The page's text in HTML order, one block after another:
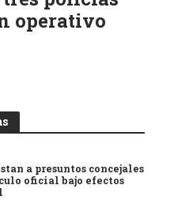
operativo
a presuntos concejales
oficial bajo efectos